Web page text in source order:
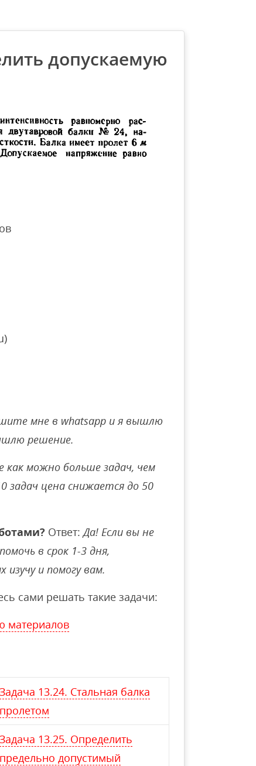
допускаемую
мне в whatsapp и я вышлю
решение.
как можно больше задач, чем
задач цена снижается до 50
Ответ:Да! Если вы не
в срок 1-3 дня,
и помогу вам.
сами решать такие задачи:
материалов
Задача 13.24. Стальная балка
пролетом
Задача 13.25. Определить
предельно допустимый